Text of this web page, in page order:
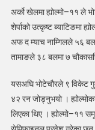
अर्को खेलमा ह्योल्मो–११ ले
शेर्पाको उत्कृष्ट ब्याटिङमा
अफ द म्याच नाम्गिलले ५६
तामाङले ३८ बलमा ७
यसअघि भोटेचौरले ९ विकेट
४२ रन जोड्नुभयाे । ह्योल्मोका
लिएका थिए । ह्योल्मो–११